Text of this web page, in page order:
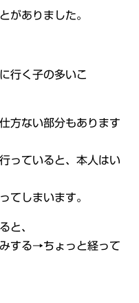
がありました。
行く子の多いこ
方ない部分もあります
っていると、本人はい
てしまいます。
と、
する→ちょっと経って